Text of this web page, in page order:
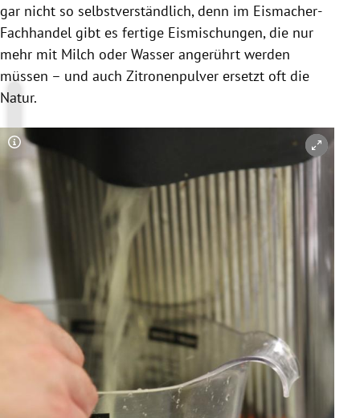
gar nicht so selbstverständlich, denn im Eismacher-
Fachhandel gibt es fertige Eismischungen, die nur
mehr mit Milch oder Wasser angerührt werden
müssen – und auch Zitronenpulver ersetzt oft die
Natur.
Copyright-Hinweis öffnen/schließen